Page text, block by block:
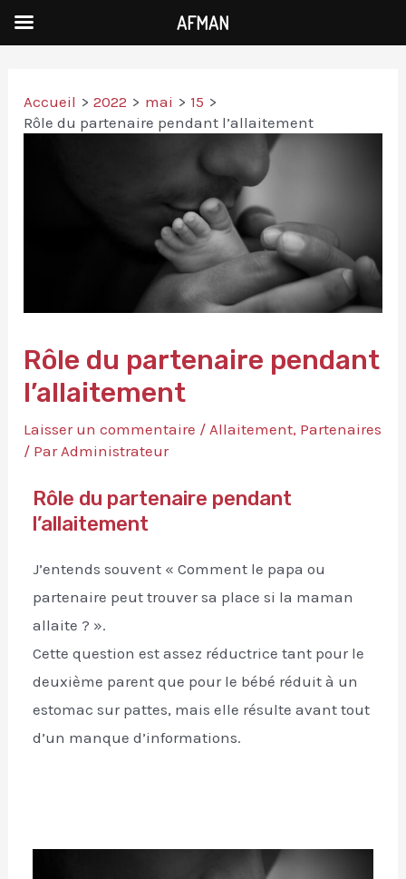
Accueil 2022 mai
15
Rôle du partenaire pendant l’allaitement
Rôle du partenaire pendant
l’allaitement
Laisser un commentaire / Allaitement, Partenaires
/ Par Administrateur
Rôle du partenaire pendant
l’allaitement
J’entends souvent « Comment le papa ou
partenaire peut trouver sa place si la maman
allaite ? ».
Cette question est assez réductrice tant pour le
deuxième parent que pour le bébé réduit à un
estomac sur pattes, mais elle résulte avant tout
d’un manque d’informations.
AFMAN